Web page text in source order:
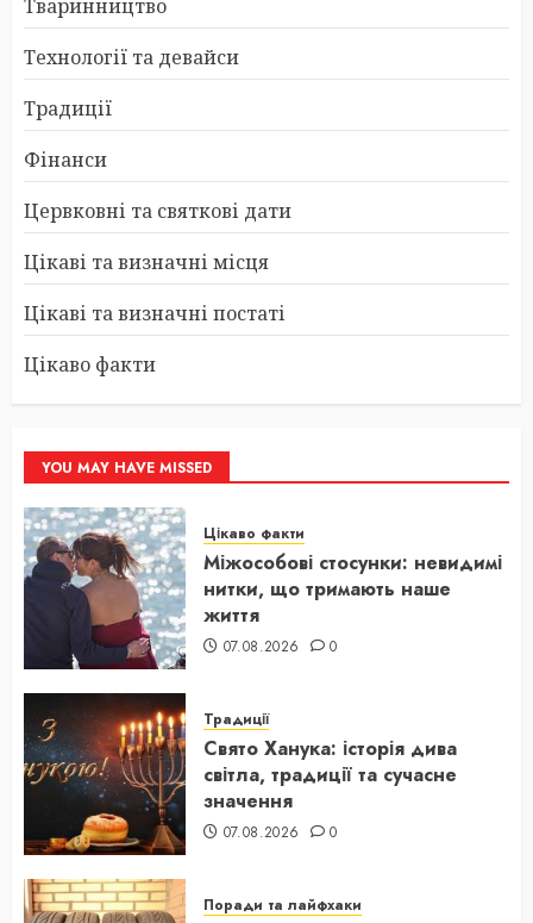
Тваринництво
Технології та девайси
Традиції
Фінанси
Цервковні та святкові дати
Цікаві та визначні місця
Цікаві та визначні постаті
Цікаво факти
YOU MAY HAVE MISSED
Цікаво факти
Міжособові стосунки: невидимі
нитки, що тримають наше
життя
07.08.2026 0
Традиції
Свято Ханука: історія дива
світла, традиції та сучасне
значення
07.08.2026 0
Поради та лайфхаки